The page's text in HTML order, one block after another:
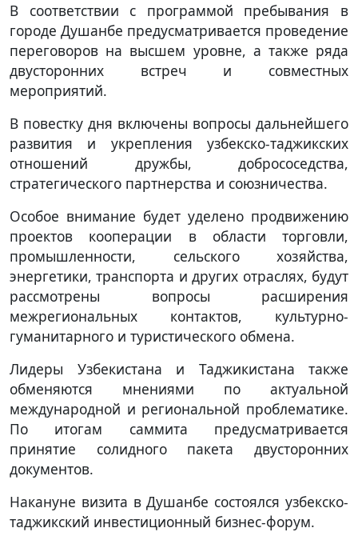
В соответствии с программой пребывания в
городе Душанбе предусматривается проведение
переговоров на высшем уровне, а также ряда
двусторонних встреч и совместных
мероприятий.
В повестку дня включены вопросы дальнейшего
развития и укрепления узбекско-таджикских
отношений дружбы, добрососедства,
стратегического партнерства и союзничества.
Особое внимание будет уделено продвижению
проектов кооперации в области торговли,
промышленности, сельского хозяйства,
энергетики, транспорта и других отраслях, будут
рассмотрены вопросы расширения
межрегиональных контактов, культурно-
гуманитарного и туристического обмена.
Лидеры Узбекистана и Таджикистана также
обменяются мнениями по актуальной
международной и региональной проблематике.
По итогам саммита предусматривается
принятие солидного пакета двусторонних
документов.
Накануне визита в Душанбе состоялся узбекско-
таджикский инвестиционный бизнес-форум.